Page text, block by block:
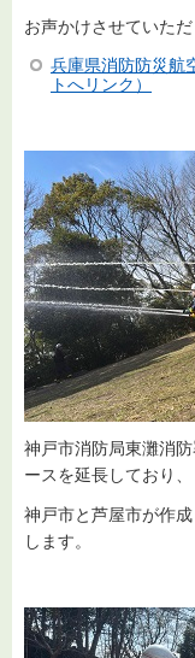
お声かけさせていただ
兵庫県消防防災航
トへリンク）
神戸市消防局東灘消
ースを延長しており、
神戸市と芦屋市が作
します。